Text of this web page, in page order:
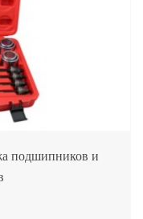
подшипников и